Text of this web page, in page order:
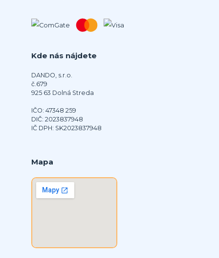
Kde nás nájdete
DANDO, s.r.o.
č.679
925 63 Dolná Streda
IČO: 47348 259
DIČ: 2023837948
IČ DPH: SK2023837948
Mapa